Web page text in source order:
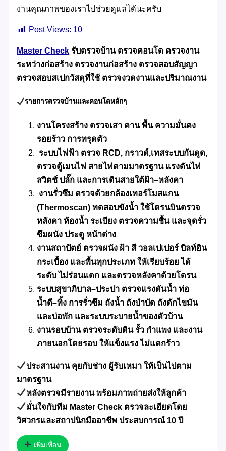
งานคุณภาพของเราไปช่วยดูแลได้นะครับ
Post Views: 10
Master Check รับตรวจบ้าน ตรวจคอนโด ตรวจงาน
ระหว่างก่อสร้าง ตรวจงานก่อสร้าง ตรวจสอบสัญญา
ตรวจสอบสเปกวัสดุที่ใช้ ตรวจงวดงานและปริมาณงาน
รายการตรวจบ้านและคอนโดหลักๆ
งานโครงสร้าง ตรวจเสา คาน พื้น ความมั่นคง
รอยร้าว การทรุดตัว
ระบบไฟฟ้า ตรวจ RCD, กราวด์,เทสระบบกันดูด,
ตรวจตู้เมนไฟ สายไฟตามมาตรฐาน แรงดันไฟ
สวิตช์ ปลั๊ก และการเดินสายใต้ฝ้า–หลังคา
งานรั่วซึม ตรวจด้วยกล้องเทอร์โมสแกน
(Thermoscan)ทดสอบขังน้ำ ใช้โดรนบินตรวจ
หลังคา ห้องน้ำ ระเบียง ตรวจความชื้น และจุดรั่ว
ซึมผนัง ประตู หน้าต่าง
งานสถาปัตย์ ตรวจผนัง ฝ้า สี วอลเปเปอร์ บิลท์อิน
กระเบื้อง และพื้นทุกประเภท ให้เรียบร้อย ได้
ระดับ ไม่ร่อนแตก และตรวจหลังคาด้วยโดรน
ระบบสุขาภิบาล–ประปา ตรวจแรงดันน้ำ ท่อ
น้ำดี–ทิ้ง การรั่วซึม ถังน้ำ ถังบำบัด ถังดักไขมัน
และบ่อพัก และระบบระบายน้ำของตัวบ้าน
งานรอบบ้าน ตรวจระดับดิน รั้ว กำแพง และงาน
ภายนอกโดยรอบ ให้แข็งแรง ไม่แตกร้าว
ประสานงาน คุยกับช่าง ผู้รับเหมา ให้เป็นไปตาม
มาตรฐาน
หลังตรวจมีรายงาน พร้อมภาพถ่ายส่งให้ลูกค้า
มั่นใจกับทีม Master Check ตรวจละเอียดโดย
วิศวกรและสถาปนิกมืออาชีพ ประสบการณ์ 10 ปี
เพิ่มเพื่อน